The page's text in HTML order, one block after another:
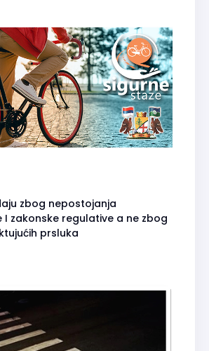
zbog nepostojanja
zakonske regulative a ne zbog
prsluka